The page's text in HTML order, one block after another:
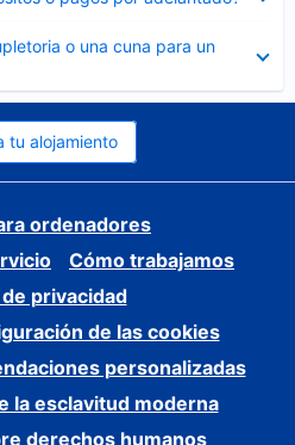
o una cuna para un
tu alojamiento
ordenadores
Cómo trabajamos
privacidad
de las cookies
personalizadas
la esclavitud moderna
derechos humanos